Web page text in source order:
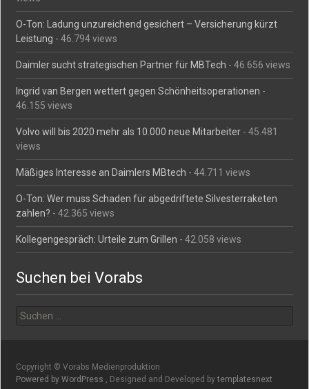
O-Ton: Ladung unzureichend gesichert – Versicherung kürzt
Leistung - 46.794 views
Daimler sucht strategischen Partner für MBTech - 46.656 views
Ingrid van Bergen wettert gegen Schönheitsoperationen -
46.155 views
Volvo will bis 2020 mehr als 10.000 neue Mitarbeiter - 45.481
views
Mäßiges Interesse an Daimlers MBtech - 44.711 views
O-Ton: Wer muss Schaden für abgedriftete Silvesterraketen
zahlen? - 42.365 views
Kollegengespräch: Urteile zum Grillen - 42.058 views
Suchen bei Vorabs
nach:
Copyright © Vorabs Medienproduktion
Powered by WordPress
, Designed and Developed bytemplatesnext